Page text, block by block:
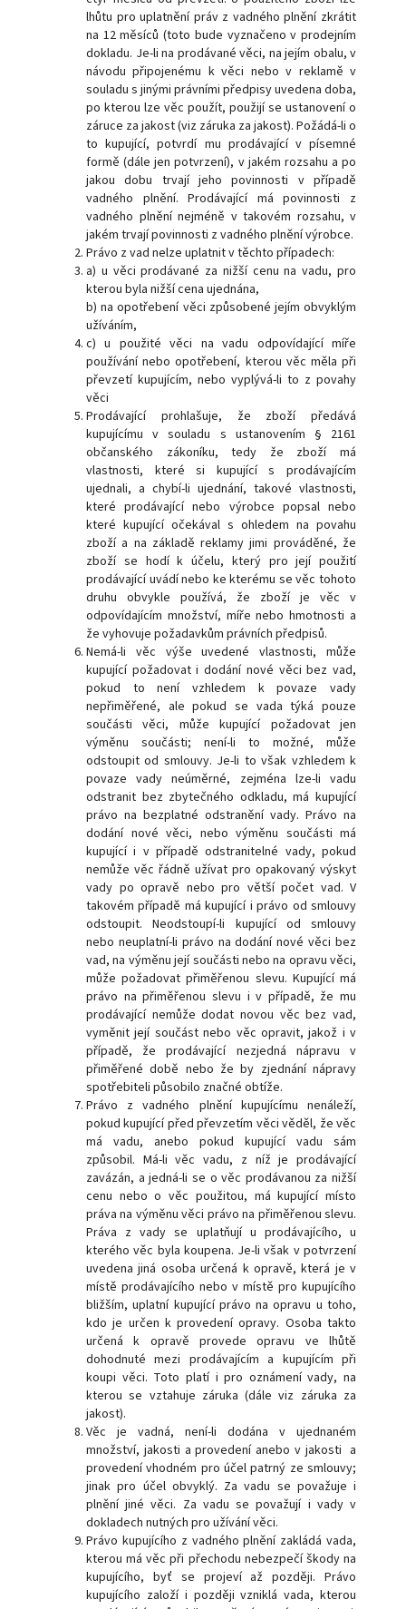
lhůtu pro uplatnění práv z vadného plnění zkrátit
na 12 měsíců (toto bude vyznačeno v prodejním
dokladu. Je-li na prodávané věci, na jejím obalu, v
návodu připojenému k věci nebo v reklamě v
souladu s jinými právními předpisy uvedena doba,
po kterou lze věc použít, použijí se ustanovení o
záruce za jakost (viz záruka za jakost). Požádá-li o
to kupující, potvrdí mu prodávající v písemné
formě (dále jen potvrzení), v jakém rozsahu a po
jakou dobu trvají jeho povinnosti v případě
vadného plnění. Prodávající má povinnosti z
vadného plnění nejméně v takovém rozsahu, v
jakém trvají povinnosti z vadného plnění výrobce.
Právo z vad nelze uplatnit v těchto případech:
a) u věci prodávané za nižší cenu na vadu, pro
kterou byla nižší cena ujednána,
b) na opotřebení věci způsobené jejím obvyklým
užíváním,
c) u použité věci na vadu odpovídající míře
používání nebo opotřebení, kterou věc měla při
převzetí kupujícím, nebo vyplývá-li to z povahy
věci
Prodávající prohlašuje, že zboží předává
kupujícímu v souladu s ustanovením § 2161
občanského zákoníku, tedy že zboží má
vlastnosti, které si kupující s prodávajícím
ujednali, a chybí-li ujednání, takové vlastnosti,
které prodávající nebo výrobce popsal nebo
které kupující očekával s ohledem na povahu
zboží a na základě reklamy jimi prováděné, že
zboží se hodí k účelu, který pro její použití
prodávající uvádí nebo ke kterému se věc tohoto
druhu obvykle používá, že zboží je věc v
odpovídajícím množství, míře nebo hmotnosti a
že vyhovuje požadavkům právních předpisů.
Nemá-li věc výše uvedené vlastnosti, může
kupující požadovat i dodání nové věci bez vad,
pokud to není vzhledem k povaze vady
nepřiměřené, ale pokud se vada týká pouze
součásti věci, může kupující požadovat jen
výměnu součásti; není-li to možné, může
odstoupit od smlouvy. Je-li to však vzhledem k
povaze vady neúměrné, zejména lze-li vadu
odstranit bez zbytečného odkladu, má kupující
právo na bezplatné odstranění vady. Právo na
dodání nové věci, nebo výměnu součásti má
kupující i v případě odstranitelné vady, pokud
nemůže věc řádně užívat pro opakovaný výskyt
vady po opravě nebo pro větší počet vad. V
takovém případě má kupující i právo od smlouvy
odstoupit. Neodstoupí-li kupující od smlouvy
nebo neuplatní-li právo na dodání nové věci bez
vad, na výměnu její součásti nebo na opravu věci,
může požadovat přiměřenou slevu. Kupující má
právo na přiměřenou slevu i v případě, že mu
prodávající nemůže dodat novou věc bez vad,
vyměnit její součást nebo věc opravit, jakož i v
případě, že prodávající nezjedná nápravu v
přiměřené době nebo že by zjednání nápravy
spotřebiteli působilo značné obtíže.
Právo z vadného plnění kupujícímu nenáleží,
pokud kupující před převzetím věci věděl, že věc
má vadu, anebo pokud kupující vadu sám
způsobil. Má-li věc vadu, z níž je prodávající
zavázán, a jedná-li se o věc prodávanou za nižší
cenu nebo o věc použitou, má kupující místo
práva na výměnu věci právo na přiměřenou slevu.
Práva z vady se uplatňují u prodávajícího, u
kterého věc byla koupena. Je-li však v potvrzení
uvedena jiná osoba určená k opravě, která je v
místě prodávajícího nebo v místě pro kupujícího
bližším, uplatní kupující právo na opravu u toho,
kdo je určen k provedení opravy. Osoba takto
určená k opravě provede opravu ve lhůtě
dohodnuté mezi prodávajícím a kupujícím při
koupi věci. Toto platí i pro oznámení vady, na
kterou se vztahuje záruka (dále viz záruka za
jakost).
Věc je vadná, není-li dodána v ujednaném
množství, jakosti a provedení anebo v jakosti a
provedení vhodném pro účel patrný ze smlouvy;
jinak pro účel obvyklý. Za vadu se považuje i
plnění jiné věci. Za vadu se považují i vady v
dokladech nutných pro užívání věci.
Právo kupujícího z vadného plnění zakládá vada,
kterou má věc při přechodu nebezpečí škody na
kupujícího, byť se projeví až později. Právo
kupujícího založí i později vzniklá vada, kterou